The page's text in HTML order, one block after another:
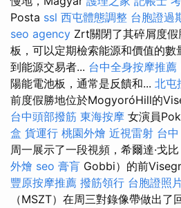
Posta ssl 西屯體態調整 台胞證過
seo agency Zrt關閉了其碎屑度
板，可以定期檢索能源和價值的
到能源交易者... 台中全身按摩推薦
陽能電池板，通常是反饋和... 北屯
前度假勝地位於MogyoróHill的
台中頭部撥筋 東海按摩 女演員
盒 貨運行 桃園外燴 近視雷射 台
周一展示了一段視頻，希爾達·戈
外燴 seo 膏肓 Gobbi）的前
豐原按摩推薦 撥筋領行 台胞證照
（MSZT）在周三對錄像帶做出了